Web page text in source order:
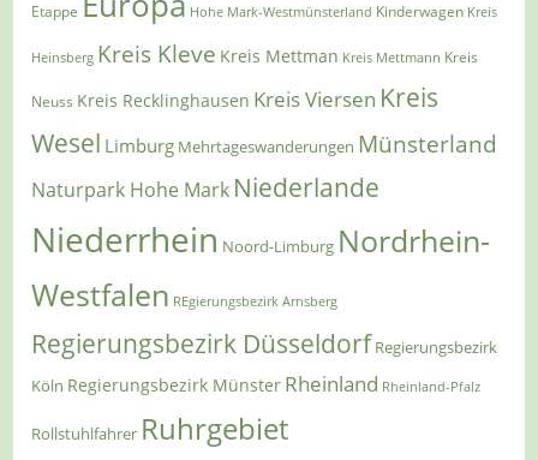
Etappe Hohe Mark-Westmünsterland Kinderwagen Kreis
Heinsberg Kreis Kleve Kreis Mettman Kreis Mettmann Kreis
Neuss Kreis Recklinghausen Kreis Viersen Kreis
Wesel Limburg Mehrtageswanderungen Münsterland
Naturpark Hohe Mark Niederlande
Niederrhein Noord-Limburg Nordrhein-
Westfalen REgierungsbezirk Arnsberg
Regierungsbezirk Düsseldorf Regierungsbezirk
Köln Regierungsbezirk Münster Rheinland Rheinland-Pfalz
Rollstuhlfahrer Ruhrgebiet